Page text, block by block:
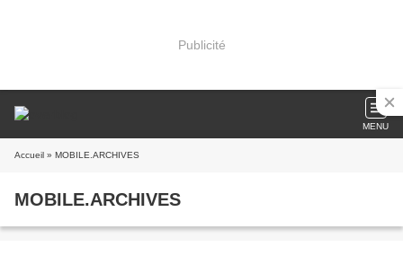
Publicité
MENU
Accueil » MOBILE.ARCHIVES
MOBILE.ARCHIVES